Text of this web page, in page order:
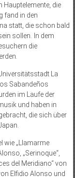
Hauptelemente, die
fand in den
statt, die schon bald
sollen. In dem
die
La
Sabandeños
im Laufe der
und haben in
die sich über
wie „Llamarme
„Serinoque“,
del Meridiano“ von
Elfidio Alonso und